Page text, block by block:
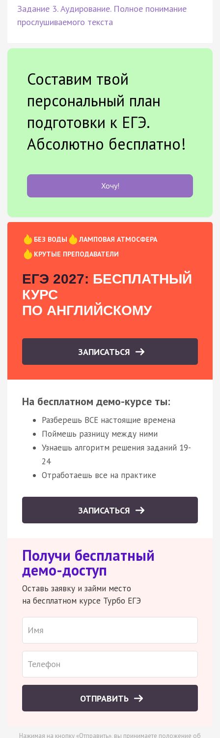
Задание 3. Аудирование. Полное понимание
прослушиваемого текста
Составим твой
персональный план
подготовки к ЕГЭ.
Абсолютно бесплатно!
Хочу!
БЕЗ ВОДЫ
ЛАМПОВАЯ АТМОСФЕРА
КРУТЫЕ ПРЕПОДАВАТЕЛИ
ЕГЭ 2027: БЕСПЛАТНЫЙ
КУРС
ПО АНГЛИЙСКОМУ
ЗАПИСАТЬСЯ
На бесплатном демо-курсе ты:
Разберешь ВСЕ настоящие времена
Поймешь разницу между ними
Узнаешь алгоритм решения заданий 19-
24
Отработаешь все на практике
ЗАПИСАТЬСЯ
Получи бесплатный
демо-доступ
Оставь заявку и займи место
на бесплатном курсе Турбо ЕГЭ
ОТПРАВИТЬ
Нажимая на кнопку «Отправить», вы принимаете положение об